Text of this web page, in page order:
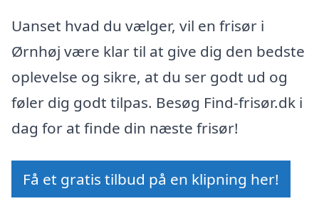
Uanset hvad du vælger, vil en frisør i
Ørnhøj være klar til at give dig den bedste
oplevelse og sikre, at du ser godt ud og
føler dig godt tilpas. Besøg Find-frisør.dk i
dag for at finde din næste frisør!
Få et gratis tilbud på en klipning her!